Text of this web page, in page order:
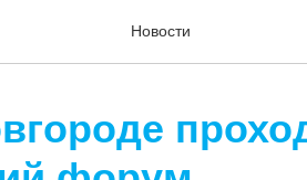
Новости